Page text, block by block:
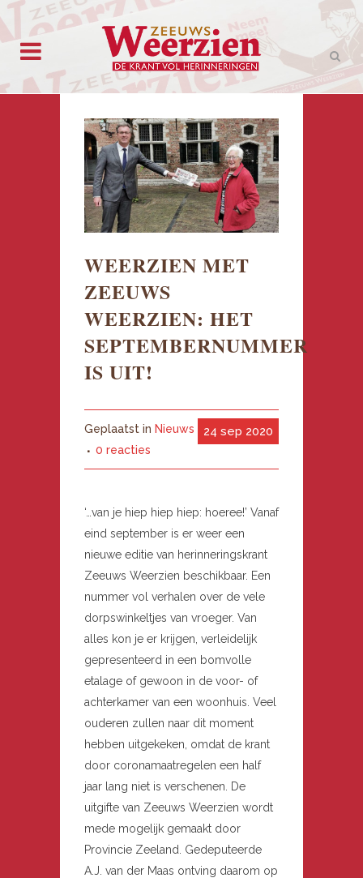
WEERZIEN MET
ZEEUWS
WEERZIEN: HET
SEPTEMBERNUMMER
IS UIT!
24 sep 2020
Geplaatst in Nieuws
0 reacties
‘…van je hiep hiep hiep: hoeree!’ Vanaf
eind september is er weer een
nieuwe editie van herinneringskrant
Zeeuws Weerzien beschikbaar. Een
nummer vol verhalen over de vele
dorpswinkeltjes van vroeger. Van
alles kon je er krijgen, verleidelijk
gepresenteerd in een bomvolle
etalage of gewoon in de voor- of
achterkamer van een woonhuis. Veel
ouderen zullen naar dit moment
hebben uitgekeken, omdat de krant
door coronamaatregelen een half
jaar lang niet is verschenen. De
uitgifte van Zeeuws Weerzien wordt
mede mogelijk gemaakt door
Provincie Zeeland. Gedeputeerde
A.J. van der Maas ontving daarom op